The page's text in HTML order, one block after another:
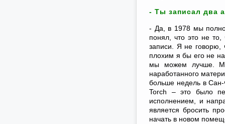
- Ты записал два
- Да, в 1978 мы
понял, что это не
записи. Я не говорю,
плохим я бы его не
мы можем лучше. Мы
наработанного
больше недель в
Torch – это было
исполнением, и
является бросить
начать в новом